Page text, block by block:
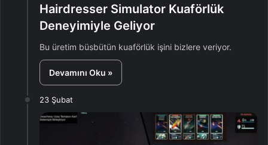
Hairdresser Simulator Kuaförlük
Deneyimiyle Geliyor
Bu üretim büsbütün kuaförlük işini bizlere veriyor.
Devamını Oku »
23 Şubat